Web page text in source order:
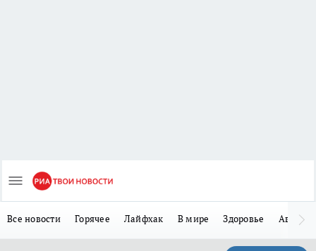
Все новости Горячее Лайфхак В мире Здоровье Авто